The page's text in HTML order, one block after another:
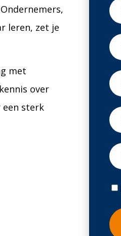
leren, zet je
met
over
een sterk